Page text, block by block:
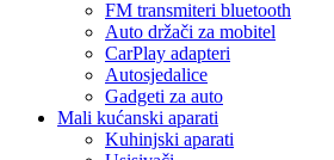
FM transmiteri bluetooth
Auto držači za mobitel
CarPlay adapteri
Autosjedalice
Gadgeti za auto
Mali kućanski aparati
Kuhinjski aparati